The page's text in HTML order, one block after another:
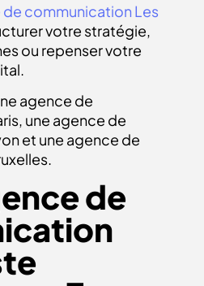
communication Les
votre stratégie,
ou repenser votre
agence de
une agence de
et une agence de
de